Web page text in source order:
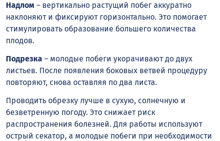
Надлом – вертикально растущий побег аккуратно
наклоняют и фиксируют горизонтально. Это помогает
стимулировать образование большего количества
плодов.
Подрезка – молодые побеги укорачивают до двух
листьев. После появления боковых ветвей процедуру
повторяют, снова оставляя по два листа.
Проводить обрезку лучше в сухую, солнечную и
безветренную погоду. Это снижает риск
распространения болезней. Для работы используют
острый секатор, а молодые побеги при необходимости